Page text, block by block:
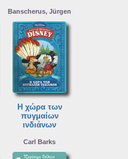
Banscherus, Jürgen
Η χώρα των
πυγμαίων
ινδιάνων
Carl Barks